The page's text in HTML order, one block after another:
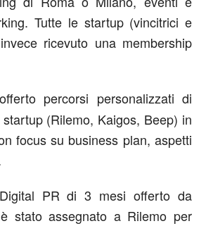
Tutte le startup (vincitrici e
ricevuto una membership
percorsi personalizzati di
(Rilemo, Kaigos, Beep) in
focus su business plan, aspetti
PR di 3 mesi offerto da
stato assegnato a Rilemo per